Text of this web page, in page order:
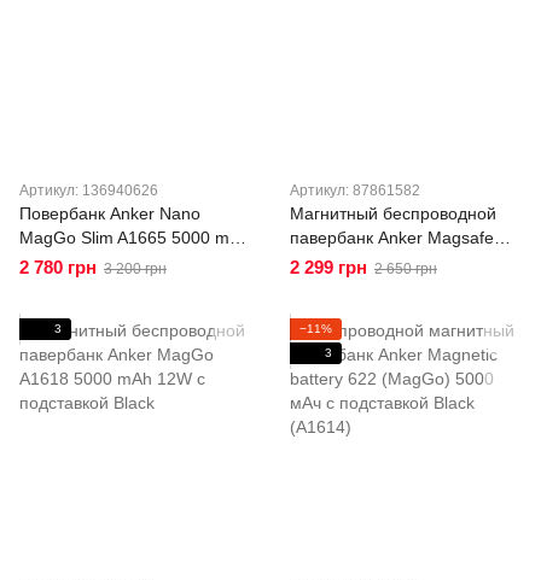
Артикул: 136940626
Повербанк Anker Nano
MagGo Slim A1665 5000 mAh
ультратонкий магнитный Qi2
2 780 грн 3 200 грн
Артикул: 87861582
Магнитный беспроводной
павербанк Anker Magsafe
A1652 10000 mAh с
2 299 грн 2 650 грн
3
−11%
3